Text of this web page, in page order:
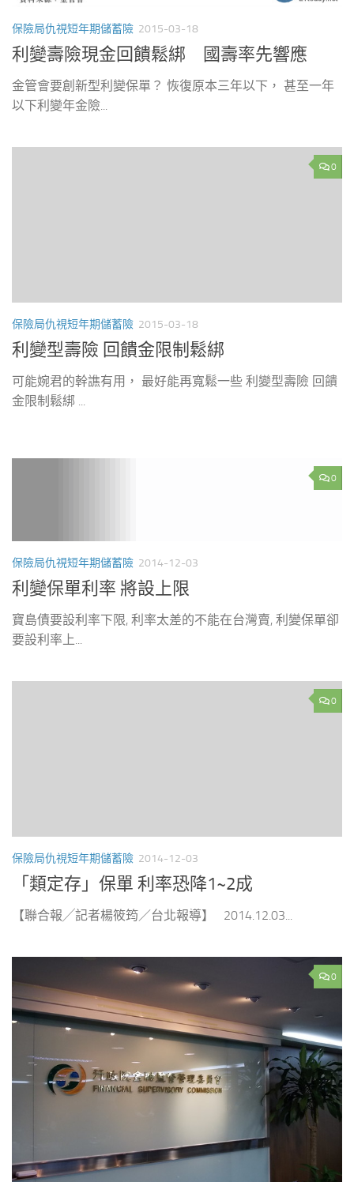
保險局仇視短年期儲蓄險 2015-03-18
利變壽險現金回饋鬆綁 國壽率先響應
金管會要創新型利變保單？ 恢復原本三年以下， 甚至一年
以下利變年金險...
0
保險局仇視短年期儲蓄險 2015-03-18
利變型壽險 回饋金限制鬆綁
可能婉君的幹譙有用， 最好能再寬鬆一些 利變型壽險 回饋
金限制鬆綁 ...
0
保險局仇視短年期儲蓄險 2014-12-03
利變保單利率 將設上限
寶島債要設利率下限, 利率太差的不能在台灣賣, 利變保單卻
要設利率上...
0
保險局仇視短年期儲蓄險 2014-12-03
「類定存」保單 利率恐降1~2成
【聯合報╱記者楊筱筠／台北報導】 2014.12.03...
0